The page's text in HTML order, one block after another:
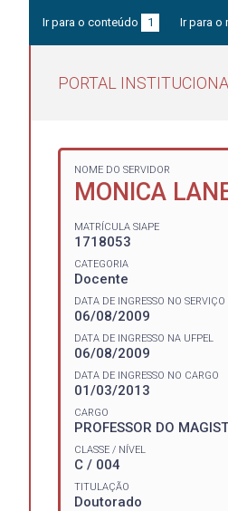
Ir para o conteúdo 1 Ir para o
PORTAL
NOME DO SERVIDOR
MONICA
MATRÍCULA SIAPE
1718053
CATEGORIA
Docente
DATA DE INGRESSO NO
06/08/2009
DATA DE INGRESSO NA UFPEL
06/08/2009
DATA DE INGRESSO NO CARGO
01/03/2013
CARGO
PROFESSOR DO
CLASSE / NÍVEL
C / 004
TITULAÇÃO
Doutorado